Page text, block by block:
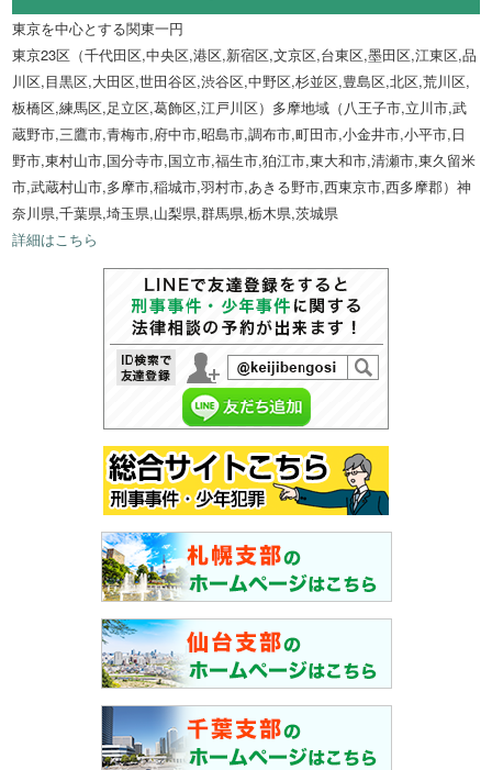
東京を中心とする関東一円
東京23区（千代田区,中央区,港区,新宿区,文京区,台東区,墨田区,江東区,品
川区,目黒区,大田区,世田谷区,渋谷区,中野区,杉並区,豊島区,北区,荒川区,
板橋区,練馬区,足立区,葛飾区,江戸川区）多摩地域（八王子市,立川市,武
蔵野市,三鷹市,青梅市,府中市,昭島市,調布市,町田市,小金井市,小平市,日
野市,東村山市,国分寺市,国立市,福生市,狛江市,東大和市,清瀬市,東久留米
市,武蔵村山市,多摩市,稲城市,羽村市,あきる野市,西東京市,西多摩郡）神
奈川県,千葉県,埼玉県,山梨県,群馬県,栃木県,茨城県
詳細はこちら